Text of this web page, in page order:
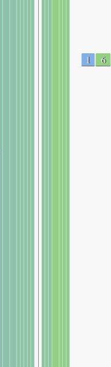
1 6